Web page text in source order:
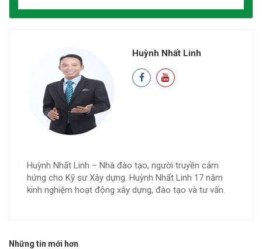
Huỳnh Nhất Linh
Huỳnh Nhất Linh – Nhà đào tạo, người truyền cảm
hứng cho Kỹ sư Xây dựng. Huỳnh Nhất Linh 17 năm
kinh nghiệm hoạt động xây dựng, đào tạo và tư vấn.
Những tin mới hơn